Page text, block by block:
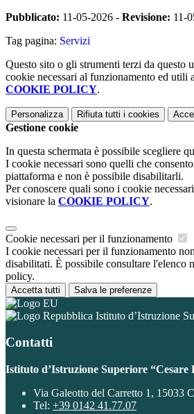
Pubblicato: 11-05-2026 - Revisione: 11-
Tag pagina: Servizi
Questo sito o gli strumenti terzi da questo
cookie necessari al funzionamento ed utili
COOKIE POLICY.
Personalizza Rifiuta tutti i cookies
Gestione cookie
In questa schermata è possibile scegliere
I cookie necessari sono quelli che
piattaforma e non è possibile disabilitarli.
Per conoscere quali sono i cookie
visionare la COOKIE POLICY.
Cookie necessari per il funzionamento
I cookie necessari per il funzionamento
disabilitati. È possibile consultare l'elenco
policy.
Accetta tutti Salva le preferenze
Istituto d’Istruzione
Contatti
Istituto d’Istruzione Superiore “Cesare
Via Galeotto del Carretto 1, 15033
Tel: +39 0142 41.77.07